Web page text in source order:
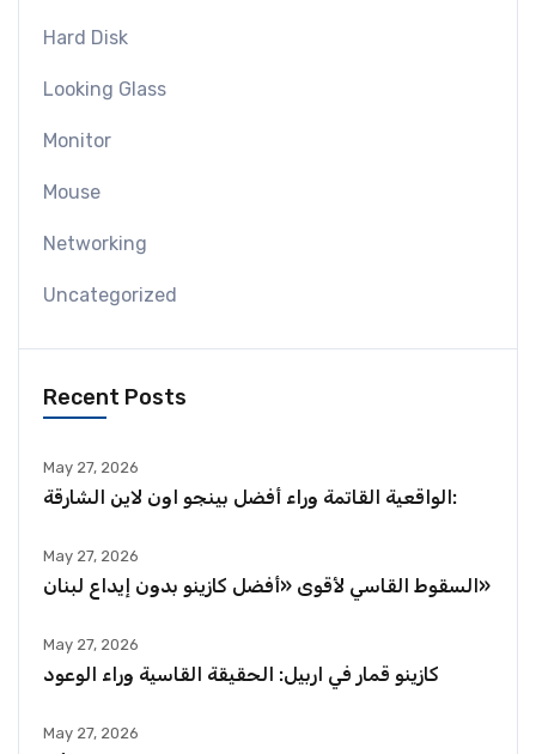
Hard Disk
Looking Glass
Monitor
Mouse
Networking
Uncategorized
Recent Posts
May 27, 2026
الواقعية القاتمة وراء أفضل بينجو اون لاين الشارقة:
May 27, 2026
السقوط القاسي لأقوى «أفضل كازينو بدون إيداع لبنان»
May 27, 2026
كازينو قمار في اربيل: الحقيقة القاسية وراء الوعود
May 27, 2026